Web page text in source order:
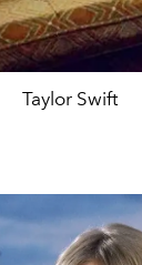
Taylor Swift